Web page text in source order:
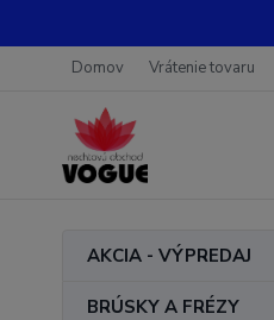
Domov Vrátenie tovaru
AKCIA - VÝPREDAJ
BRÚSKY A FRÉZY